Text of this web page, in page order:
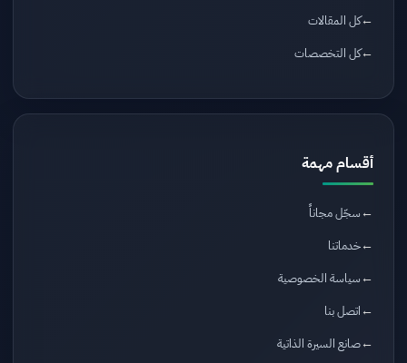
كل المقالات
كل التخصصات
أقسام مهمة
سجّل مجاناً
خدماتنا
سياسة الخصوصية
اتصل بنا
صانع السيرة الذاتية